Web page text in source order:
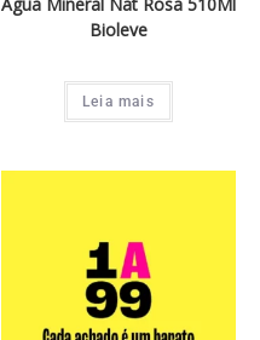
Bioleve
Leia mais